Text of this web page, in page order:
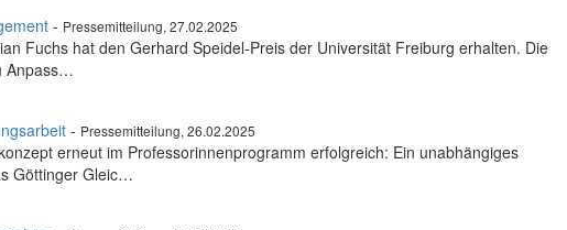
- Pressemitteilung, 27.02.2025
Fuchs hat den Gerhard Speidel-Preis der Universität Freiburg erhalten. Die
Anpass…
- Pressemitteilung, 26.02.2025
erneut im Professorinnenprogramm erfolgreich: Ein unabhängiges
Göttinger Gleic…